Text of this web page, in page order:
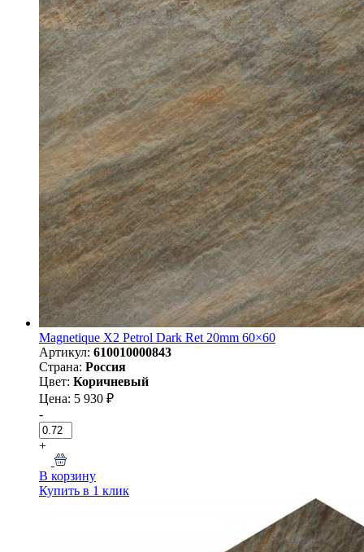
Magnetique X2 Petrol Dark Ret 20mm 60×60
Артикул: 610010000843
Страна: Россия
Цвет: Коричневый
Цена: 5 930 ₽
-
+
В корзину
Купить в 1 клик